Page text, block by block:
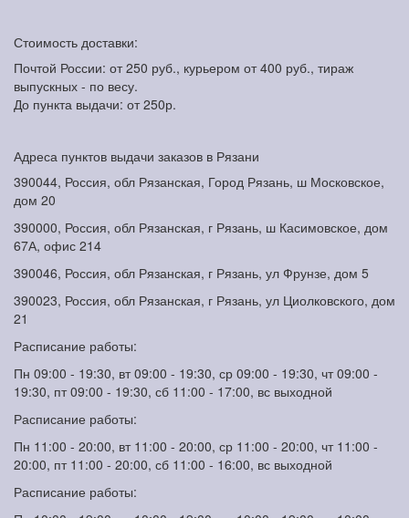
Стоимость доставки:
Почтой России: от 250 руб., курьером от 400 руб., тираж
выпускных - по весу.
До пункта выдачи: от 250р.
Адреса пунктов выдачи заказов в Рязани
390044, Россия, обл Рязанская, Город Рязань, ш Московское,
дом 20
390000, Россия, обл Рязанская, г Рязань, ш Касимовское, дом
67А, офис 214
390046, Россия, обл Рязанская, г Рязань, ул Фрунзе, дом 5
390023, Россия, обл Рязанская, г Рязань, ул Циолковского, дом
21
Расписание работы:
Пн 09:00 - 19:30, вт 09:00 - 19:30, ср 09:00 - 19:30, чт 09:00 -
19:30, пт 09:00 - 19:30, сб 11:00 - 17:00, вс выходной
Расписание работы:
Пн 11:00 - 20:00, вт 11:00 - 20:00, ср 11:00 - 20:00, чт 11:00 -
20:00, пт 11:00 - 20:00, сб 11:00 - 16:00, вс выходной
Расписание работы: